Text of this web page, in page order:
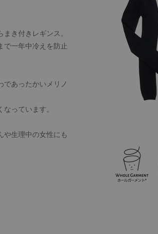
き付きレギンス。
で一年中冷えを防止
であったかいメリノ
っています。
や生理中の女性にも